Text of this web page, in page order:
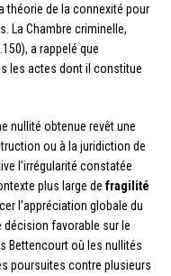
théorie de la connexité pour
La Chambre criminelle,
a rappelé que
les actes dont il constitue
nullité obtenue revêt une
ou à la juridiction de
l’irrégularité constatée
plus large de fragilité
l’appréciation globale du
favorable sur le
Bettencourt où les nullités
poursuites contre plusieurs